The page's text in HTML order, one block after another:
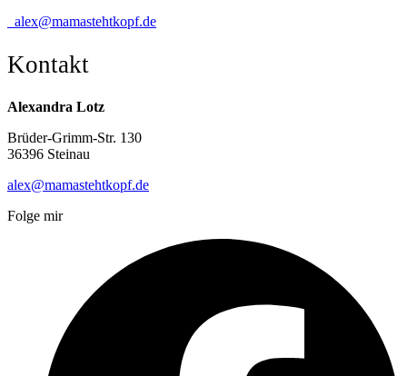
alex@mamastehtkopf.de
Kontakt
Alexandra Lotz
Brüder-Grimm-Str. 130
36396 Steinau
alex@mamastehtkopf.de
Folge mir